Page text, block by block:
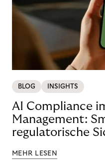
BLOG INSIGHTS
AI Compliance
Management:
regulatorische
MEHR LESEN